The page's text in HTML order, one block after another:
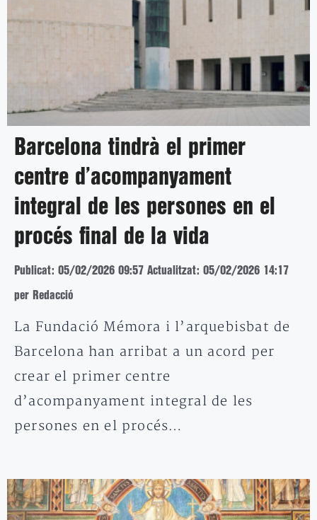
Barcelona tindrà el primer
centre d’acompanyament
integral de les persones en el
procés final de la vida
Publicat: 05/02/2026 09:57 Actualitzat: 05/02/2026 14:17
per Redacció
La Fundació Mémora i l’arquebisbat de
Barcelona han arribat a un acord per
crear el primer centre
d’acompanyament integral de les
persones en el procés…